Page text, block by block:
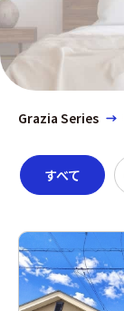
Grazia Series
すべて